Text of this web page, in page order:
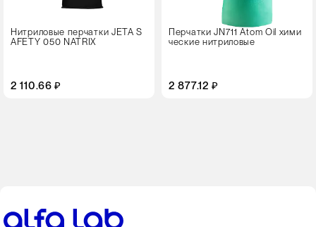
Нитриловые перчатки JETA S
AFETY 050 NATRIX
2 110.66 ₽
Перчатки JN711 Atom Oil хими
ческие нитриловые
2 877.12 ₽